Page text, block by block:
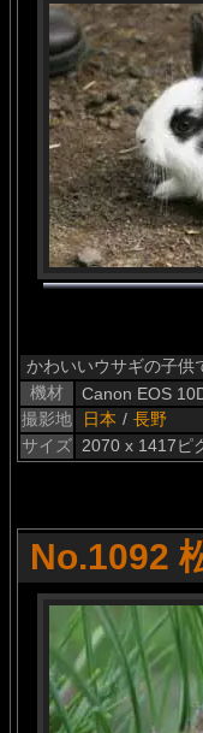
かわいいウサギの子供
機材
Canon EOS
撮影地
日本 / 長野
サイズ 2070 x 1417ピ
No.1092